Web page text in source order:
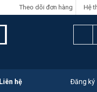
Hệ
Theo dõi đơn hàng
Liên hệ Đăng ký
LIÊN HỆ ĐẶT